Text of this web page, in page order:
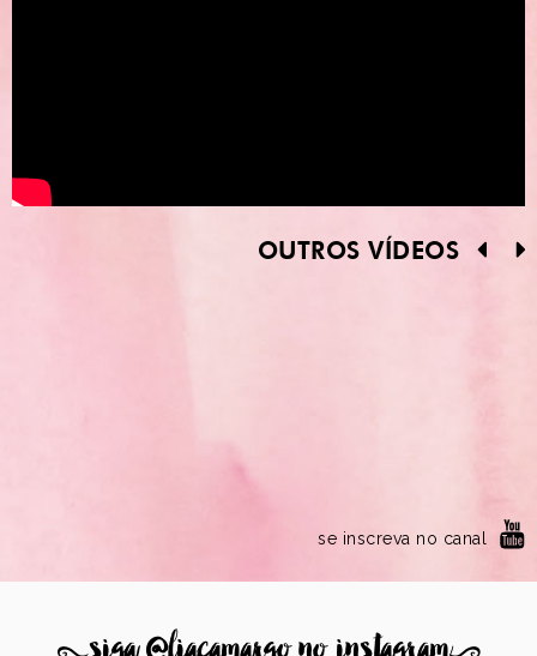
OUTROS VÍDEOS
se inscreva no canal